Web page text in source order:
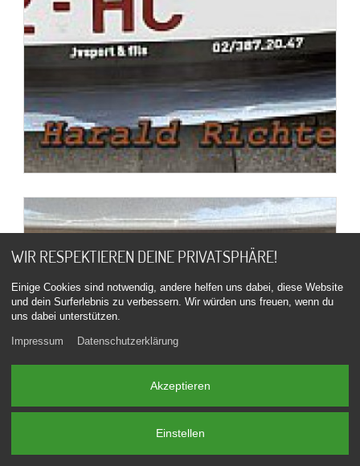
WIR RESPEKTIEREN DEINE PRIVATSPHÄRE!
Einige Cookies sind notwendig, andere helfen uns dabei, diese Website
und dein Surferlebnis zu verbessern. Wir würden uns freuen, wenn du
uns dabei unterstützen.
Impressum Datenschutzerklärung
Akzeptieren
Einstellen